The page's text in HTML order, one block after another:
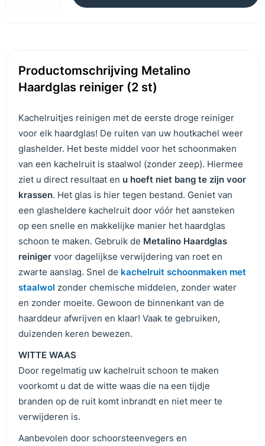
Productomschrijving Metalino
Haardglas reiniger (2 st)
Kachelruitjes reinigen met de eerste droge reiniger
voor elk haardglas! De ruiten van uw houtkachel weer
glashelder. Het beste middel voor het schoonmaken
van een kachelruit is staalwol (zonder zeep). Hiermee
ziet u direct resultaat en u hoeft niet bang te zijn voor
krassen. Het glas is hier tegen bestand. Geniet van
een glasheldere kachelruit door vóór het aansteken
op een snelle en makkelijke manier het haardglas
schoon te maken. Gebruik de Metalino Haardglas
reiniger voor dagelijkse verwijdering van roet en
zwarte aanslag. Snel de kachelruit schoonmaken met
staalwol zonder chemische middelen, zonder water
en zonder moeite. Gewoon de binnenkant van de
haarddeur afwrijven en klaar! Vaak te gebruiken,
duizenden keren bewezen.
WITTE WAAS
Door regelmatig uw kachelruit schoon te maken
voorkomt u dat de witte waas die na een tijdje
branden op de ruit komt inbrandt en niet meer te
verwijderen is.
Aanbevolen door schoorsteenvegers en